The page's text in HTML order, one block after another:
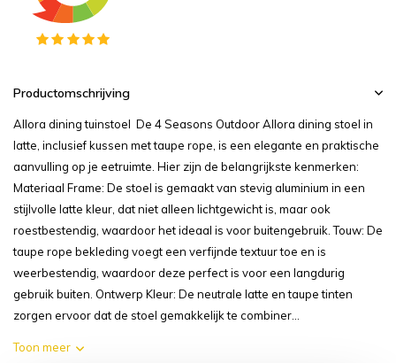
Productomschrijving
Allora dining tuinstoel De 4 Seasons Outdoor Allora dining stoel in
latte, inclusief kussen met taupe rope, is een elegante en praktische
aanvulling op je eetruimte. Hier zijn de belangrijkste kenmerken:
Materiaal Frame: De stoel is gemaakt van stevig aluminium in een
stijlvolle latte kleur, dat niet alleen lichtgewicht is, maar ook
roestbestendig, waardoor het ideaal is voor buitengebruik. Touw: De
taupe rope bekleding voegt een verfijnde textuur toe en is
weerbestendig, waardoor deze perfect is voor een langdurig
gebruik buiten. Ontwerp Kleur: De neutrale latte en taupe tinten
zorgen ervoor dat de stoel gemakkelijk te combiner...
Toon meer